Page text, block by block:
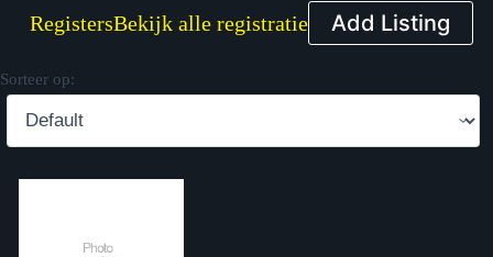
RegistersBekijk alle registratie Add Listing
Sorteer op: